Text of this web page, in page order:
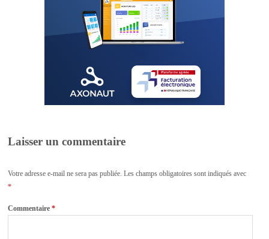
Laisser un commentaire
Votre adresse e-mail ne sera pas publiée. Les champs obligatoires sont indiqués avec
*
Commentaire*